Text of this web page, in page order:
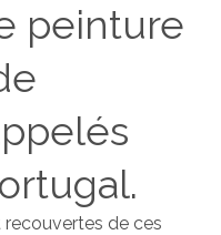
peinture
de ces